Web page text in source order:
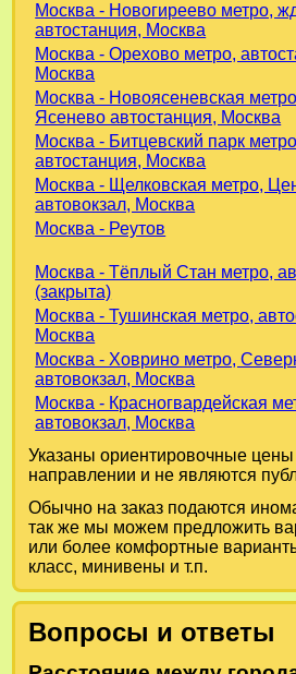
Москва - Новогиреево метро,
автостанция, Москва
Москва - Орехово метро,
Москва
Москва - Новоясеневская
Ясенево автостанция, Москва
Москва - Битцевский парк
автостанция, Москва
Москва - Щелковская метро,
автовокзал, Москва
Москва - Реутов
Москва - Тёплый Стан метро,
(закрыта)
Москва - Тушинская метро,
Москва
Москва - Ховрино метро,
автовокзал, Москва
Москва - Красногвардейская
автовокзал, Москва
Указаны ориентировочные
направлении и не являются
Обычно на заказ подаются
так же мы можем предложить
или более комфортные
класс, минивены и т.п.
Вопросы и ответы